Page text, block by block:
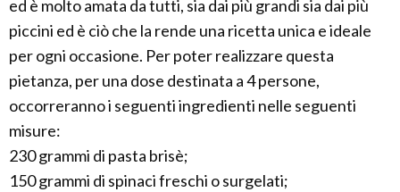
ed è molto amata da tutti, sia dai più grandi sia dai più
piccini ed è ciò che la rende una ricetta unica e ideale
per ogni occasione. Per poter realizzare questa
pietanza, per una dose destinata a 4 persone,
occorreranno i seguenti ingredienti nelle seguenti
misure:
230 grammi di pasta brisè;
150 grammi di spinaci freschi o surgelati;